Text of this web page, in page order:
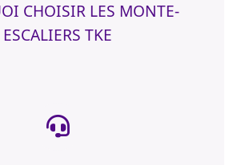
CHOISIR LES MONTE-
ESCALIERS TKE